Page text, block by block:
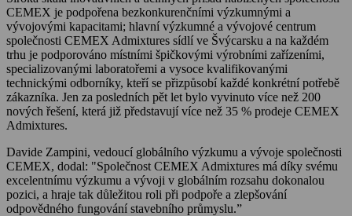
CEMEX je podpořena bezkonkurenčními výzkumnými a
vývojovými kapacitami; hlavní výzkumné a vývojové centrum
společnosti CEMEX Admixtures sídlí ve Švýcarsku a na každém
trhu je podporováno místními špičkovými výrobními zařízeními,
specializovanými laboratořemi a vysoce kvalifikovanými
technickými odborníky, kteří se přizpůsobí každé konkrétní potřebě
zákazníka. Jen za posledních pět let bylo vyvinuto více než 200
nových řešení, která již představují více než 35 % prodeje CEMEX
Admixtures.
Davide Zampini, vedoucí globálního výzkumu a vývoje společnosti
CEMEX, dodal: "Společnost CEMEX Admixtures má díky svému
excelentnímu výzkumu a vývoji v globálním rozsahu dokonalou
pozici, a hraje tak důležitou roli při podpoře a zlepšování
odpovědného fungování stavebního průmyslu.”